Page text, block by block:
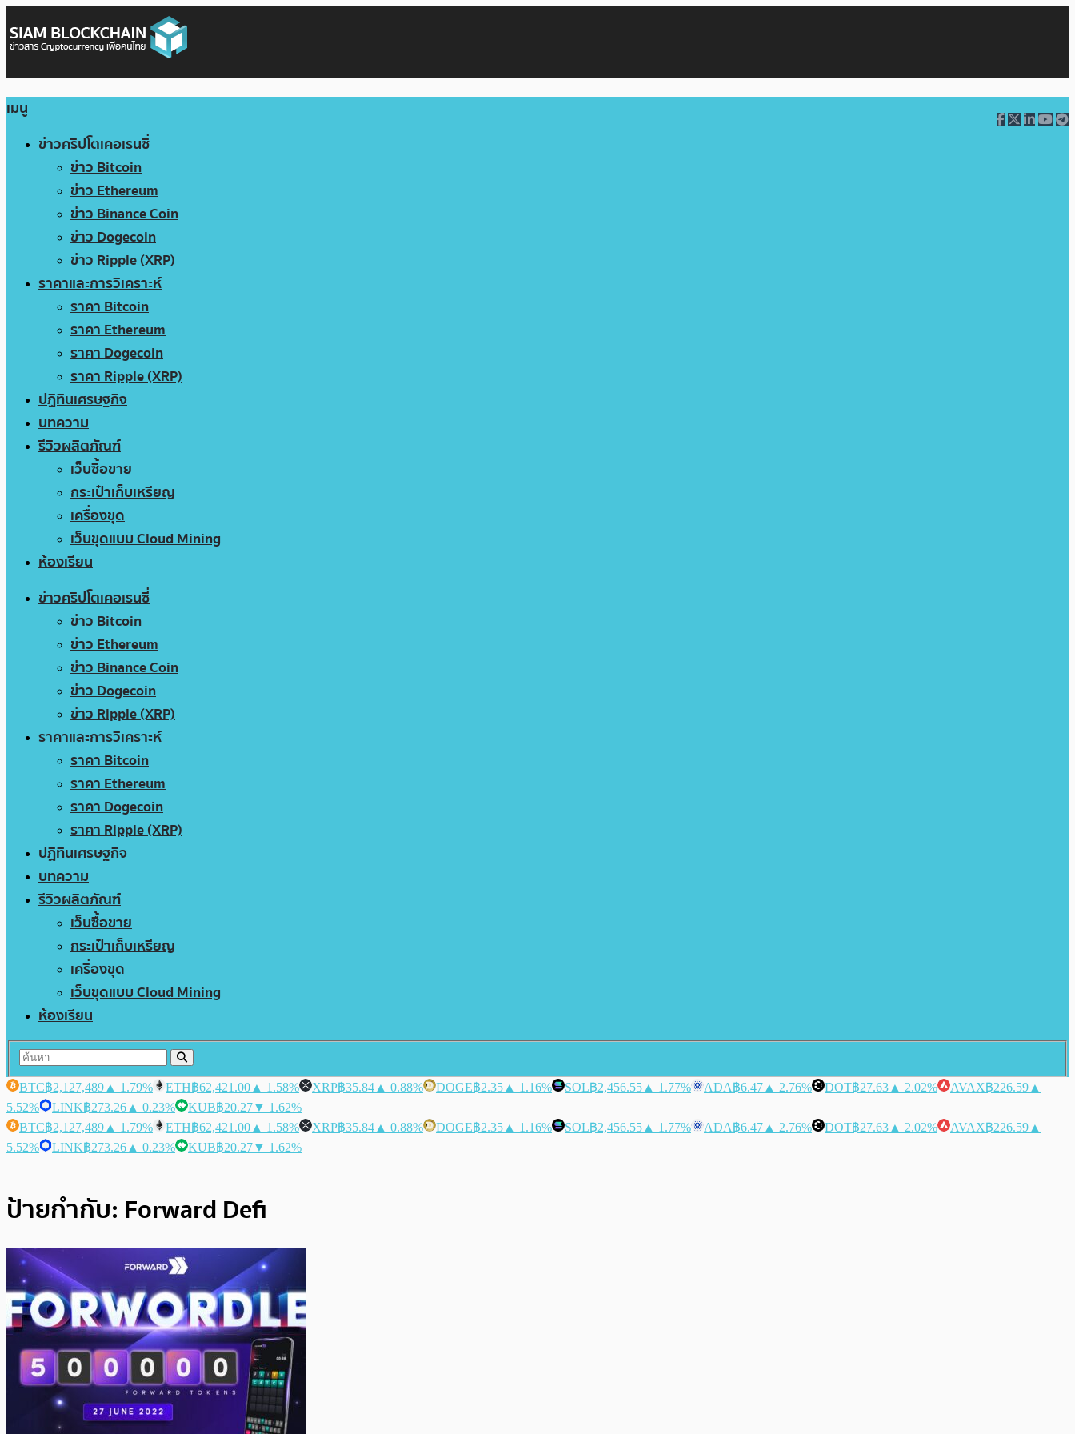
เมนู
ข่าวคริปโตเคอเรนซี่
ข่าว Bitcoin
ข่าว Ethereum
ข่าว Binance Coin
ข่าว Dogecoin
ข่าว Ripple (XRP)
ราคาและการวิเคราะห์
ราคา Bitcoin
ราคา Ethereum
ราคา Dogecoin
ราคา Ripple (XRP)
ปฏิทินเศรษฐกิจ
บทความ
รีวิวผลิตภัณฑ์
เว็บซื้อขาย
กระเป๋าเก็บเหรียญ
เครื่องขุด
เว็บขุดแบบ Cloud Mining
ห้องเรียน
ข่าวคริปโตเคอเรนซี่
ข่าว Bitcoin
ข่าว Ethereum
ข่าว Binance Coin
ข่าว Dogecoin
ข่าว Ripple (XRP)
ราคาและการวิเคราะห์
ราคา Bitcoin
ราคา Ethereum
ราคา Dogecoin
ราคา Ripple (XRP)
ปฏิทินเศรษฐกิจ
บทความ
รีวิวผลิตภัณฑ์
เว็บซื้อขาย
กระเป๋าเก็บเหรียญ
เครื่องขุด
เว็บขุดแบบ Cloud Mining
ห้องเรียน
BTC฿2,127,489 ▲ 1.79% ETH฿62,421.00 ▲ 1.58% XRP฿35.84 ▲ 0.88% DOGE฿2.35 ▲ 1.16% SOL฿2,456.55 ▲ 1.77% ADA฿6.47 ▲ 2.76% DOT฿27.63 ▲ 2.02% AVAX฿226.59 ▲
5.52%
LINK฿273.26 ▲ 0.23% KUB฿20.27▼ 1.62%
BTC฿2,127,489 ▲ 1.79% ETH฿62,421.00 ▲ 1.58% XRP฿35.84 ▲ 0.88% DOGE฿2.35 ▲ 1.16% SOL฿2,456.55 ▲ 1.77% ADA฿6.47 ▲ 2.76% DOT฿27.63 ▲ 2.02% AVAX฿226.59 ▲
5.52%
LINK฿273.26 ▲ 0.23% KUB฿20.27▼ 1.62%
ป้ายกำกับ: Forward Defi